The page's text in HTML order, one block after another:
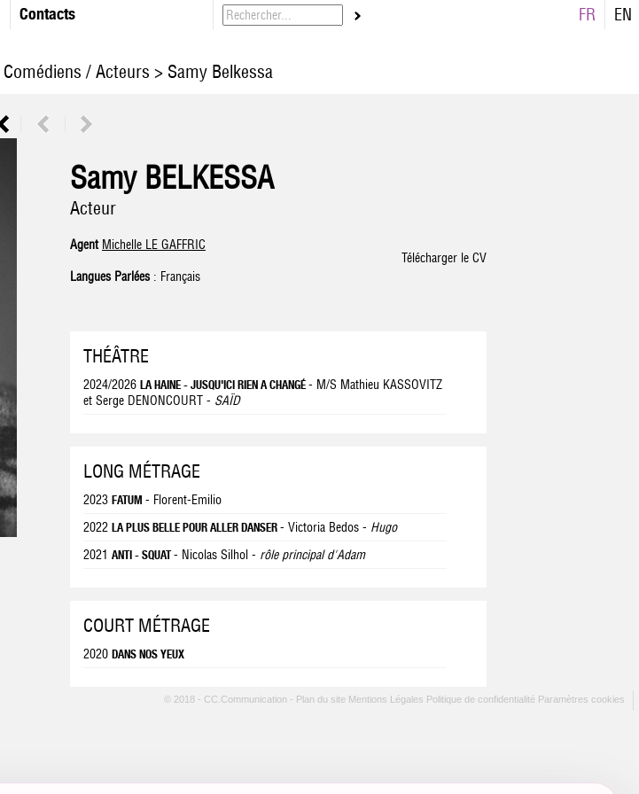
Contacts FR EN
Comédiens / Acteurs> Samy Belkessa
Samy BELKESSA
Acteur
Agent Michelle LE GAFFRIC
Télécharger le CV
Langues Parlées: Français
THÉÂTRE
2024/2026 LA HAINE - JUSQU'ICI RIEN A CHANGÉ - M/S Mathieu KASSOVITZ
et Serge DENONCOURT - SAÏD
LONG MÉTRAGE
2023 FATUM - Florent-Emilio
2022 LA PLUS BELLE POUR ALLER DANSER - Victoria Bedos - Hugo
2021 ANTI - SQUAT - Nicolas Silhol - rôle principal d'Adam
COURT MÉTRAGE
2020 DANS NOS YEUX
© 2018 - CC.Communication - Plan du site Mentions Légales Politique de confidentialité Paramètres cookies